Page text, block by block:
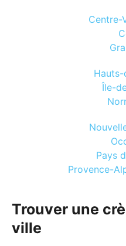
Centre-
Île-
Pays
Provence-
Trouver une
ville